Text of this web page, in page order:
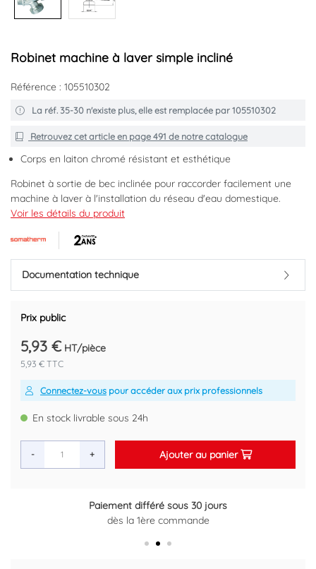
Robinet machine à laver simple incliné
Référence : 105510302
La réf. 35-30 n'existe plus, elle est remplacée par 105510302
Retrouvez cet article en page 491 de notre catalogue
Corps en laiton chromé résistant et esthétique
Robinet à sortie de bec inclinée pour raccorder facilement une
machine à laver à l'installation du réseau d'eau domestique.
Entrée Mâle 1/2"
Corps en laiton chromé normé CW617N pour une meilleure
durabilité dans le temps.
Croisillon en ABS issu de la filière recyclage (composant recyclé
et recyclable) à finition chromée soignée et valorisante.
Marque : SOMATHERM
Code EAN : 3540730017932
Voir les détails du produit
Documentation technique
Prix public
5,93 € HT/pièce
5,93 € TTC
Connectez-vous pour accéder aux prix professionnels
En stock livrable sous 24h
- + Ajouter au panier
Paiement différé sous 30 jours
dès la 1ère commande
Retour gratuit sous 14 jours
Plus d'informations ici